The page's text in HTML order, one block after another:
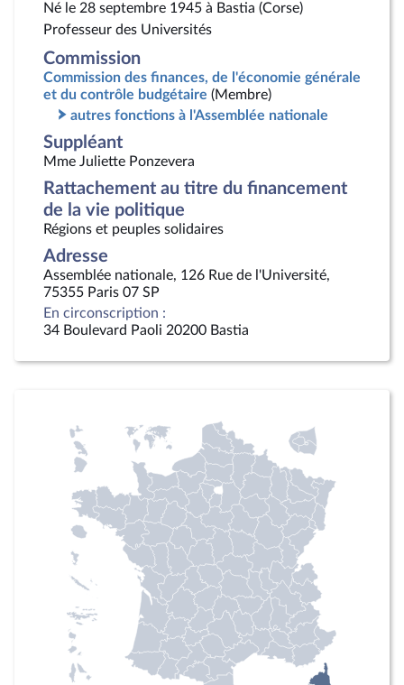
Né le 28 septembre 1945 à Bastia (Corse)
Professeur des Universités
Commission
Commission des finances, de l'économie générale
et du contrôle budgétaire (Membre)
autres fonctions à l'Assemblée nationale
Suppléant
Mme Juliette Ponzevera
Rattachement au titre du financement
de la vie politique
Régions et peuples solidaires
Adresse
Assemblée nationale, 126 Rue de l'Université,
75355 Paris 07 SP
En circonscription :
34 Boulevard Paoli 20200 Bastia